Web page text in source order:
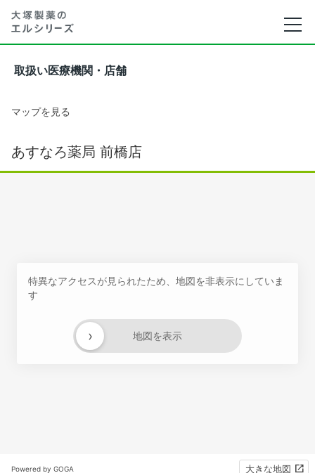
取扱い医療機関・店舗
マップを見る
あすなろ薬局 前橋店
特異なアクセスが見られたため、地図を非表示にしていま
す
地図を表示
›
Powered by GOGA 大きな地図